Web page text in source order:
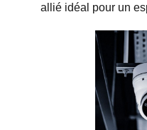
allié idéal pour un